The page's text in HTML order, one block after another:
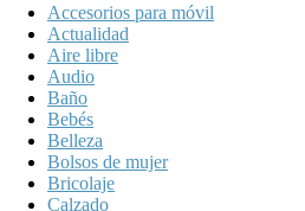
Accesorios para móvil
Actualidad
Aire libre
Audio
Baño
Bebés
Belleza
Bolsos de mujer
Bricolaje
Calzado